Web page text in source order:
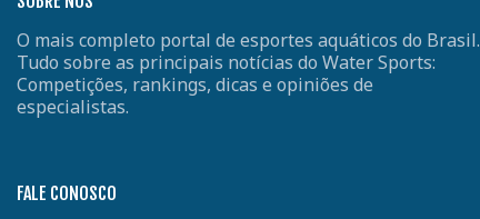
O mais completo portal de esportes aquáticos do Brasil.
Tudo sobre as principais notícias do Water Sports:
Competições, rankings, dicas e opiniões de
especialistas.
FALE CONOSCO